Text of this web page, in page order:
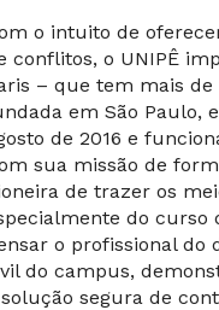
o intuito de
conflitos, o UNIPÊ
– que tem mais de
em São Paulo,
de 2016 e
sua missão de
de trazer os
do curso
o profissional do
do campus,
segura de